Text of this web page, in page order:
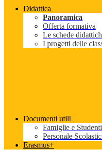
Didattica
Panoramica
Offerta formativa
Le schede
I progetti delle
Documenti utili
Famiglie e Studenti
Personale
Erasmus+